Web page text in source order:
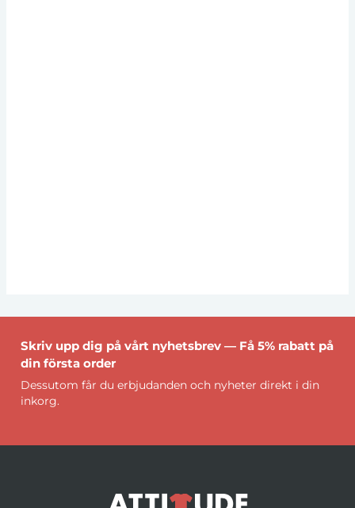
Skriv upp dig på vårt nyhetsbrev — Få 5% rabatt på
din första order
Dessutom får du erbjudanden och nyheter direkt i din
inkorg.